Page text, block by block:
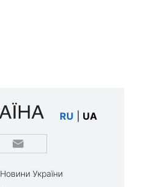
RU UA
Новини України